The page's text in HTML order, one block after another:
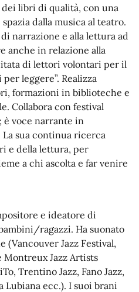
libri di qualità, con una
dalla musica al teatro.
narrazione e alla lettura ad
anche in relazione alla
di lettori volontari per il
leggere”. Realizza
formazioni in biblioteche e
Collabora con festival
è voce narrante in
sua continua ricerca
e della lettura, per
a chi ascolta e far venire
e ideatore di
ragazzi. Ha suonato
(Vancouver Jazz Festival,
Montreux Jazz Artists
Trentino Jazz, Fano Jazz,
Lubiana ecc.). I suoi brani